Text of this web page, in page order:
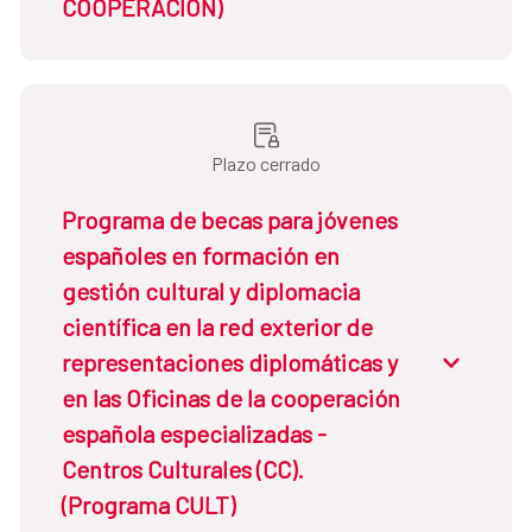
COOPERACIÓN)
Ciudadanos españoles.
Titulados universitarios. Edad no superior a
Convocatoria 2025-26. Consultar destinos
de becas el Anexo I de la Convocatoria
Estudios:
Licenciado/Grado
Año de convocatoria:2025/2026
Fecha de inicio19/11/2025
Fecha de cierre02/12/2025
Plazo cerrado
Programa de becas para jóvenes
españoles en formación en
gestión cultural y diplomacia
científica en la red exterior de
representaciones diplomáticas y
en las Oficinas de la cooperación
española especializadas -
Centros Culturales (CC).
(Programa CULT)